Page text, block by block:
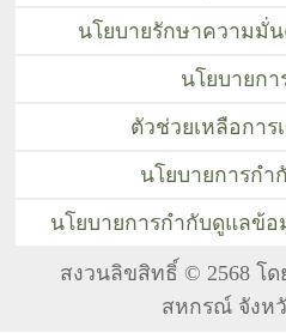
สงวนลิขสิทธิ์ © 2568 โ
สหกรณ์ จังห
นโยบายรักษาความมั่
นโยบายก
ตัวช่วยเหลือการ
นโยบายการก
นโยบายการกำกับดูแลข้อ